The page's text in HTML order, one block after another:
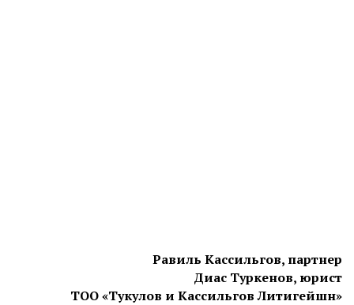
Равиль Кассильгов, партнер
Диас Туркенов, юрист
ТОО «Тукулов и Кассильгов Литигейшн»